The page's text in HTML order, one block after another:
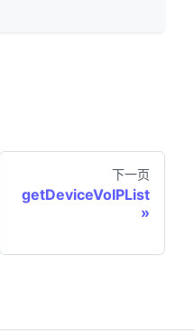
下一页
getDeviceVoIPList